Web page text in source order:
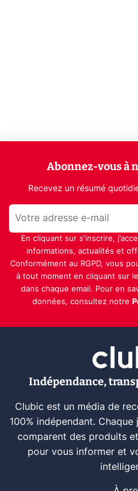
Abonnez-vous à
Recevez un résumé
En cliquant sur s'inscrire,
informations, actualités et
Conformément au RGPD, vous
à tout moment en cliquant sur
dans chaque email. Pour en
données, consultez notre
Indépendance,
Clubic est un média de
100% indépendant.
comparent des produits
pour vous informer et